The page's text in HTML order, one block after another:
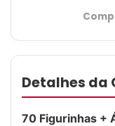
Detalhes da
70 Figurinhas +